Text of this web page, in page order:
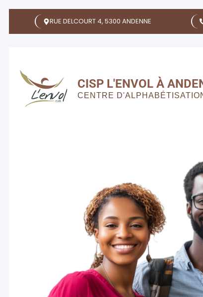
RUE DELCOURT 4, 5300 ANDENNE
CISP L'ENVOL À
CENTRE